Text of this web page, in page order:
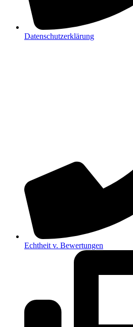
Datenschutzerklärung
Echtheit v. Bewertungen